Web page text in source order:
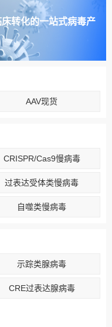
转化的一站式病毒产
AAV现货
CRISPR/Cas9慢病毒
过表达受体类慢病毒
自噬类慢病毒
示踪类腺病毒
CRE过表达腺病毒